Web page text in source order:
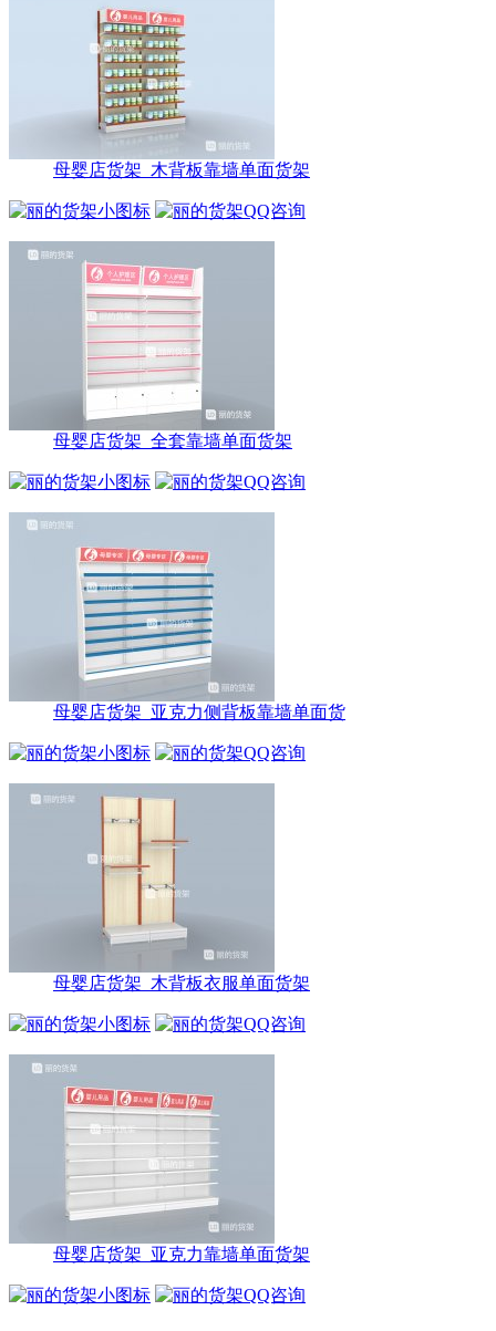
母婴店货架_木背板靠墙单面货架
母婴店货架_全套靠墙单面货架
母婴店货架_亚克力侧背板靠墙单面货
母婴店货架_木背板衣服单面货架
母婴店货架_亚克力靠墙单面货架